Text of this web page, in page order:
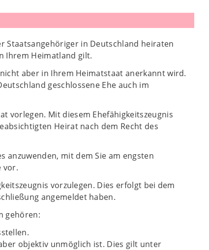
Staatsangehöriger in Deutschland heiraten
Ihrem Heimatland gilt.
aber in Ihrem Heimatstaat anerkannt wird.
geschlossene Ehe auch im
vorlegen. Mit diesem Ehefähigkeitszeugnis
Heirat nach dem Recht des
anzuwenden, mit dem Sie am engsten
vor.
vorzulegen. Dies erfolgt bei dem
angemeldet haben.
gehören:
objektiv unmöglich ist. Dies gilt unter